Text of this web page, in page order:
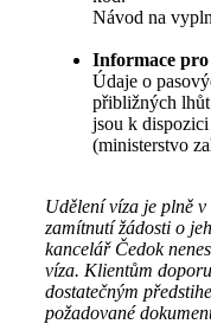
Návod na
Informace pro
Údaje o
přibližných
jsou k
(ministerstvo
Udělení víza je plně
zamítnutí žádosti o
kancelář Čedok
víza. Klientům
dostatečným
požadované